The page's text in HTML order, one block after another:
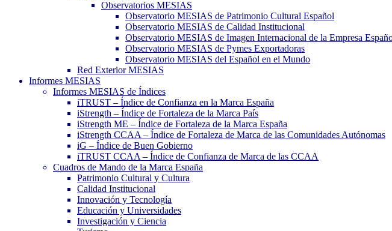
Observatorios MESIAS
Observatorio MESIAS de Patrimonio Cultural Español
Observatorio MESIAS de Calidad Institucional
Observatorio MESIAS de Imagen Internacional de la Empresa
Observatorio MESIAS de Pymes Exportadoras
Observatorio MESIAS del Español en el Mundo
Red Exterior MESIAS
Informes MESIAS
Informes MESIAS de Índices
iTRUST – Índice de Confianza en la Marca España
iStrength – Índice de Fortaleza de la Marca País
iStrength ME – Índice de Fortaleza de la Marca España
iStrength CCAA – Índice de Fortaleza de Marca de las Comunidades Autónomas
iG – Índice de Buen Gobierno
iTRUST CCAA – Índice de Confianza de Marca de las CCAA
Cuadros de Mando de la Marca España
Patrimonio Cultural y Cultura
Calidad Institucional
Innovación y Tecnología
Educación y Universidades
Investigación y Ciencia